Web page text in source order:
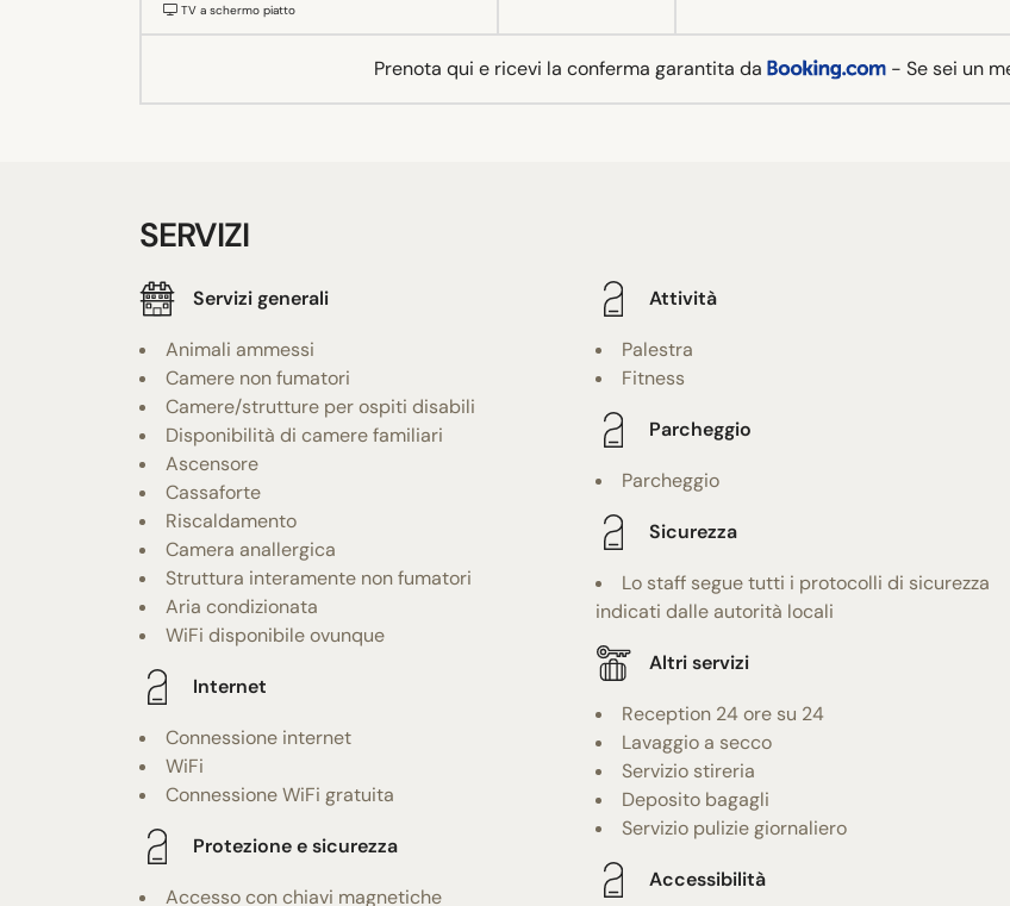
TV a schermo piatto
Prenota qui e ricevi la conferma garantita da - Se sei un
SERVIZI
Servizi generali
Animali ammessi
Camere non fumatori
Camere/strutture per ospiti disabili
Disponibilità di camere familiari
Ascensore
Cassaforte
Riscaldamento
Camera anallergica
Struttura interamente non fumatori
Aria condizionata
WiFi disponibile ovunque
Internet
Connessione internet
WiFi
Connessione WiFi gratuita
Protezione e sicurezza
Accesso con chiavi magnetiche
Attività
Palestra
Fitness
Parcheggio
Parcheggio
Sicurezza
Lo staff segue tutti i protocolli di sicurezza
indicati dalle autorità locali
Altri servizi
Reception 24 ore su 24
Lavaggio a secco
Servizio stireria
Deposito bagagli
Servizio pulizie giornaliero
Accessibilità